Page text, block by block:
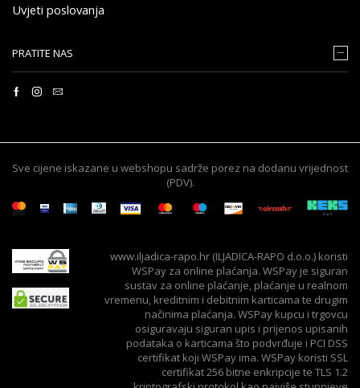
Uvjeti poslovanja
PRATITE NAS
Sve cijene iskazane u webshopu sadrže porez na dodanu vrijednost
(PDV).
www.iljadica-rapo.hr (ILJADICA-RAPO d.o.o.) koristi
WSPay za online plaćanja. WSPay je siguran
sustav za online plaćanje, plaćanje u realnom
vremenu, kreditnim i debitnim karticama te drugim
načinima plaćanja. WSPay kupcu i trgovcu
osiguravaju siguran upis i prijenos upisanih
podataka o karticama što podvrđuje i PCI DSS
certifikat koji WSPay ima. WSPay koristi SSL
certifikat 256 bitne enkripcije te TLS 1.2